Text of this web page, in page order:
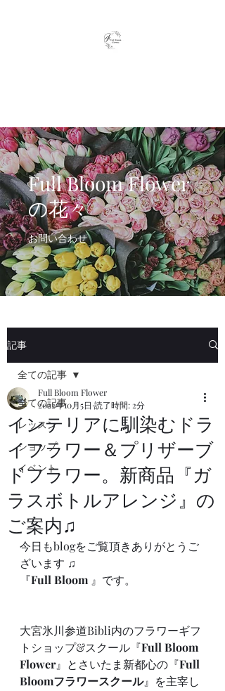
Full Bloom Flower
の花々
お問い合わせ
記事
全ての記事
レッスン
ショップ
イベント
全ての記事
インテリアに馴染むドラ
イフラワー＆プリザーブ
ドフラワー。新商品『ガ
ラスボトルアレンジ』の
ご案内♫
Full Bloom Flower
2022年10月5日 読了時間: 2分
今日もblogをご覧頂きありがとうご
ざいます ♫
『Full Bloom 』です。
大宮氷川参道Bibli内のフラワーギフ
トショップ&スクール『Full Bloom
Flower』とさいたま新都心の『Full
Bloomフラワースクール』を主宰し